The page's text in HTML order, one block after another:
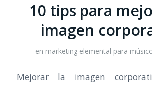
10 tips para
imagen
en marketing elemental para
Mejorar la imagen